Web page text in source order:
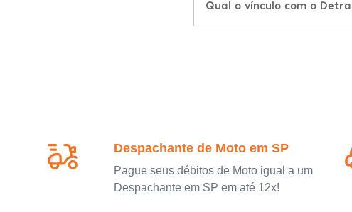
Qual o vínculo com o
Despachante de Moto em SP
Pague seus débitos de Moto igual a um
Despachante em SP em até 12x!